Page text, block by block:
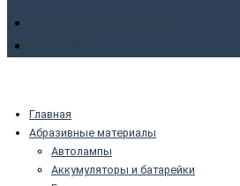
Главная
Абразивные материалы
Автолампы
Аккумуляторы и батарейки